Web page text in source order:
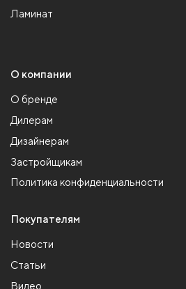
Ламинат
О компании
О бренде
Дилерам
Дизайнерам
Застройщикам
Политика конфиденциальности
Покупателям
Новости
Статьи
Видео